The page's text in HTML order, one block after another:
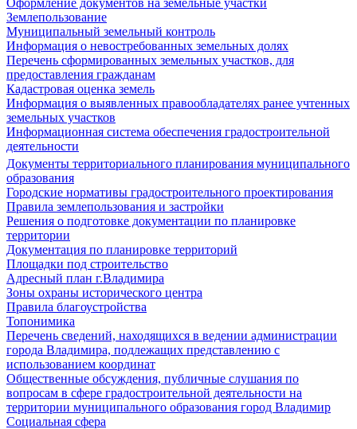
Оформление документов на земельные участки
Землепользование
Муниципальный земельный контроль
Информация о невостребованных земельных долях
Перечень сформированных земельных участков, для
предоставления гражданам
Кадастровая оценка земель
Информация о выявленных правообладателях ранее учтенных
земельных участков
Информационная система обеспечения градостроительной
деятельности
Документы территориального планирования муниципального
образования
Городские нормативы градостроительного проектирования
Правила землепользования и застройки
Решения о подготовке документации по планировке
территории
Документация по планировке территорий
Площадки под строительство
Адресный план г.Владимира
Зоны охраны исторического центра
Правила благоустройства
Топонимика
Перечень сведений, находящихся в ведении администрации
города Владимира, подлежащих представлению с
использованием координат
Общественные обсуждения, публичные слушания по
вопросам в сфере градостроительной деятельности на
территории муниципального образования город Владимир
Социальная сфера